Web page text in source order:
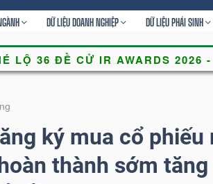
DỮ LIỆU DOANH NGHIỆP DỮ LIỆU PHÁI SINH
ký mua cổ phiếu
thành sớm